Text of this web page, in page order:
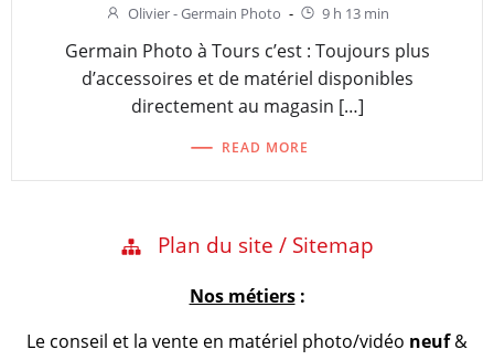
Olivier - Germain Photo - 9 h 13 min
Germain Photo à Tours c’est : Toujours plus
d’accessoires et de matériel disponibles
directement au magasin […]
READ MORE
Plan du site / Sitemap
Nos métiers:
Le conseil et la vente en matériel photo/vidéo neuf&